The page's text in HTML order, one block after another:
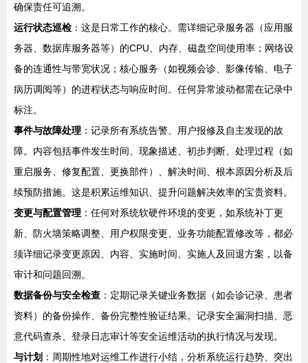
确保责任可追溯。
运行状态巡检：这是日常工作的核心。需详细记录服务器（应用服
务器、数据库服务器等）的CPU、内存、磁盘空间使用率；网络设
备的连通性与带宽状况；核心服务（如视频会诊、影像传输、电子
病历调阅等）的进程状态与响应时间。任何异常波动都需在记录中
标注。
事件与故障处理 ：记录所有系统告警、用户报修及自主发现的故
障。内容包括事件发生时间、现象描述、初步判断、处理过程（如
重启服务、修复配置、更换部件）、解决时间、根本原因分析及后
续预防措施。这是积累运维知识、提升问题解决效率的宝贵资料。
变更与配置管理 ：任何对系统软硬件环境的变更，如系统补丁更
新、防火墙策略调整、用户权限变更、业务功能配置修改等，都必
须详细记录变更原因、内容、实施时间、实施人及回退方案，以备
审计和问题回溯。
数据备份与安全检查 ：定期记录关键业务数据（如会诊记录、患者
资料）的备份操作、备份完整性验证结果。记录安全漏洞扫描、恶
意代码查杀、登录日志审计等安全运维活动的执行情况与发现。
与计划 ：周期性地对运维工作进行小结，分析系统运行趋势、突出